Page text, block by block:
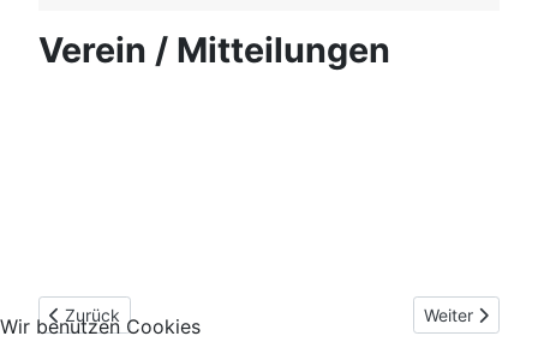
Verein / Mitteilungen
Vorheriger Beitrag: Rundschreiben-Nr-1-2023
Zurück Nächster
Weiter
Wir benutzen Cookies